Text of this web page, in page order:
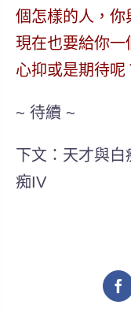
個怎樣的人，你
現在也要給你一
心抑或是期待呢
~ 待續 ~
下文：天才與
痴IV